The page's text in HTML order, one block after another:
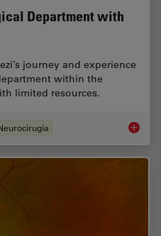
Department with
journey and experience
within the
limited resources.